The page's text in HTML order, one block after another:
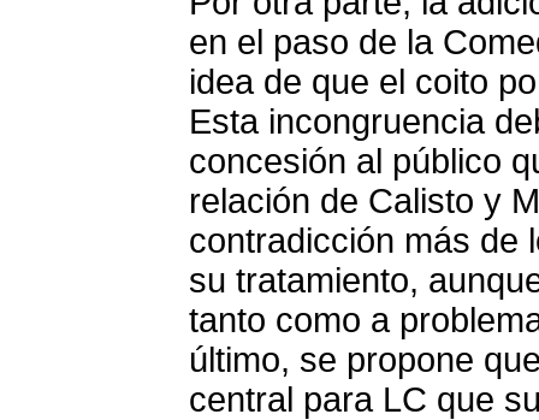
en el paso de la
idea de que el coito
Esta incongruencia
concesión al público
relación de Calisto y
contradicción más de
su tratamiento,
tanto como a
último, se propone
central para LC que